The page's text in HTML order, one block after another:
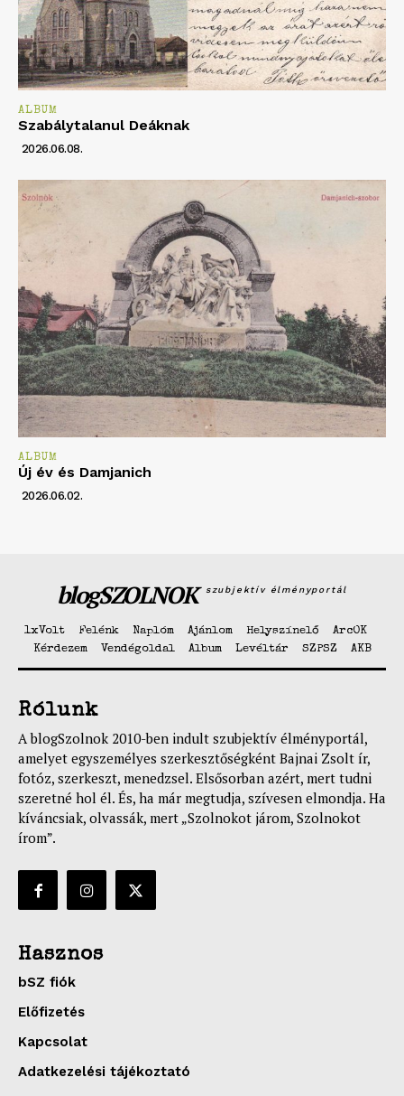
ALBUM
Szabálytalanul Deáknak
2026.06.08.
ALBUM
Új év és Damjanich
2026.06.02.
blogSZOLNOK szubjektív élményportál
1xVolt Felénk Naplóm Ajánlom Helyszínelő
ArcOK
Kérdezem
Vendégoldal Album Levéltár SZPSZ AKB
Rólunk
A blogSzolnok 2010-ben indult szubjektív élményportál,
amelyet egyszemélyes szerkesztőségként Bajnai Zsolt ír,
fotóz, szerkeszt, menedzsel. Elsősorban azért, mert tudni
szeretné hol él. És, ha már megtudja, szívesen elmondja. Ha
kíváncsiak, olvassák, mert „Szolnokot járom, Szolnokot
írom”.
Hasznos
bSZ fiók
Előfizetés
Kapcsolat
Adatkezelési tájékoztató